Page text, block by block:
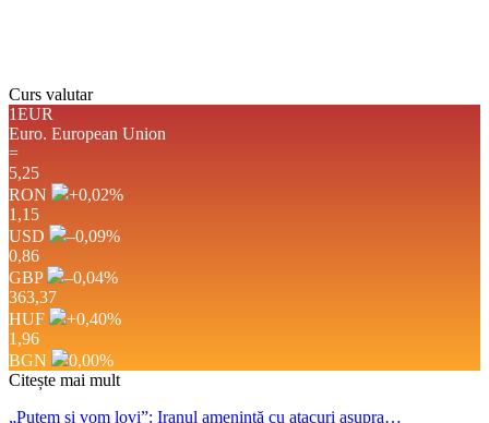
Curs valutar
1EUR
Euro. European Union
=
5,25
RON
+0,02%
1,15
USD
–0,09%
0,86
GBP
–0,04%
363,37
HUF
+0,40%
1,96
BGN
0,00%
Citește mai mult
„Putem și vom lovi”: Iranul amenință cu atacuri asupra…